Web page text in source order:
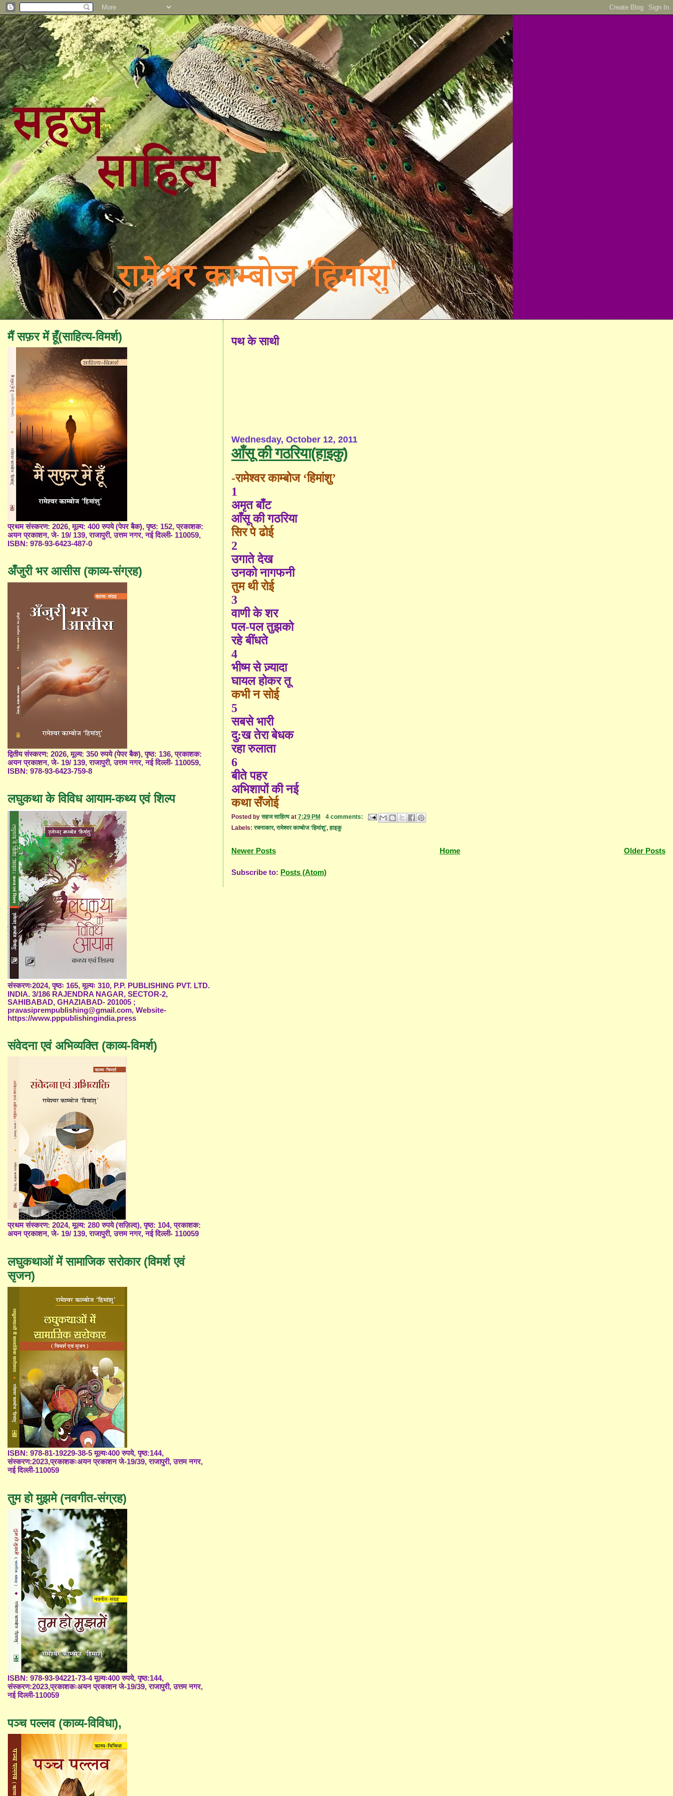
पथ के साथी
Wednesday, October 12, 2011
आँसू की गठरिया(हाइकु)
-रामेश्वर काम्बोज ‘हिमांशु’
1
अमृत बाँट
आँसू की गठरिया
सिर पे ढोई
2
उगाते देख
उनको नागफनी
तुम थी रोई
3
वाणी के शर
पल-पल तुझको
रहे बींधते
4
भीष्म से ज़्यादा
घायल होकर तू
कभी न सोई
5
सबसे भारी
दु:ख तेरा बेधक
रहा रुलाता
6
बीते पहर
अभिशापों की नई
कथा सँजोई
Posted byसहज साहित्य at 7:29 PM
4 comments:
Labels:रचनाकार,रामेश्वर काम्बोज ‘हिमांशु’,हाइकु
Newer Posts Older Posts
Home
Subscribe to: Posts (Atom)
मैं सफ़र में हूँ(साहित्य-विमर्श)
प्रथम संस्करण: 2026, मूल्य: 400 रुपये (पेपर बैक), पृष्ठ: 152, प्रकाशक:
अयन प्रकाशन, जे- 19/ 139, राजापुरी, उत्तम नगर, नई दिल्ली- 110059,
ISBN: 978-93-6423-487-0
अँजुरी भर आसीस (काव्य-संग्रह)
द्वितीय संस्करण: 2026, मूल्य: 350 रुपये (पेपर बैक), पृष्ठ: 136, प्रकाशक:
अयन प्रकाशन, जे- 19/ 139, राजापुरी, उत्तम नगर, नई दिल्ली- 110059,
ISBN: 978-93-6423-759-8
लघुकथा के विविध आयाम-कथ्य एवं शिल्प
संस्करणः2024, पृष्ठः 165, मूल्यः 310, P.P. PUBLISHING PVT. LTD.
INDIA. 3/186 RAJENDRA NAGAR, SECTOR-2,
SAHIBABAD, GHAZIABAD- 201005 ;
pravasiprempublishing@gmail.com, Website-
https://www.pppublishingindia.press
संवेदना एवं अभिव्यक्ति (काव्य-विमर्श)
प्रथम संस्करण: 2024, मूल्य: 280 रुपये (सज़िल्द), पृष्ठ: 104, प्रकाशक:
अयन प्रकाशन, जे- 19/ 139, राजापुरी, उत्तम नगर, नई दिल्ली- 110059
लघुकथाओं में सामाजिक सरोकार (विमर्श एवं
सृजन)
ISBN: 978-81-19229-38-5 मूल्यः400 रुपये, पृष्ठ:144,
संस्करण:2023,प्रकाशकःअयन प्रकाशन जे-19/39, राजापुरी, उत्तम नगर,
नई दिल्ली-110059
तुम हो मुझमे (नवगीत-संग्रह)
ISBN: 978-93-94221-73-4 मूल्यः400 रुपये, पृष्ठ:144,
संस्करण:2023,प्रकाशकःअयन प्रकाशन जे-19/39, राजापुरी, उत्तम नगर,
नई दिल्ली-110059
पञ्च पल्लव (काव्य-विविधा),